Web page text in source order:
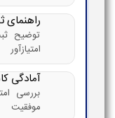
راهنمای
توضیح
امتیازآور
آمادگی
بررسی
موفقیت